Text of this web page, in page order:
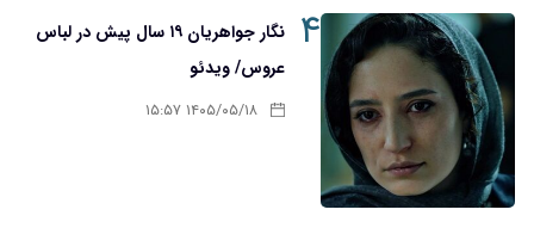
۴
نگار جواهریان ۱۹ سال پیش در لباس
عروس/ ویدئو
۱۴۰۵/۰۵/۱۸ ۱۵:۵۷